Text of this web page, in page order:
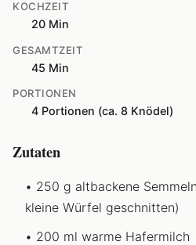
KOCHZEIT
20 Min
GESAMTZEIT
45 Min
PORTIONEN
4 Portionen (ca. 8 Knödel)
Zutaten
250 g altbackene
kleine Würfel geschnitten)
200 ml warme Hafermilch